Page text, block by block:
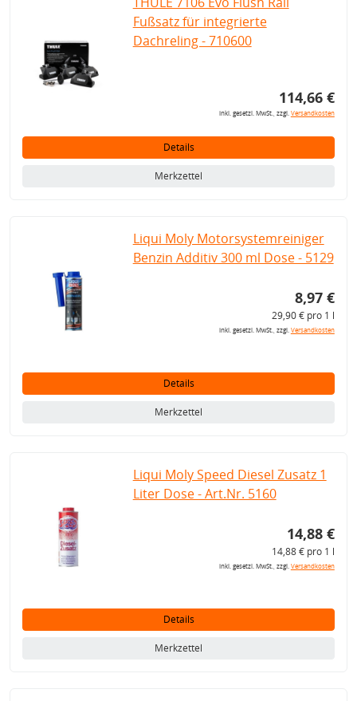
Fußsatz für integrierte
Dachreling - 710600
114,66 €
inkl. gesetzl. MwSt., zzgl.Versandkosten
Details
Merkzettel
Liqui Moly Motorsystemreiniger
Benzin Additiv 300 ml Dose - 5129
8,97 €
29,90 € pro 1 l
inkl. gesetzl. MwSt., zzgl.Versandkosten
Details
Merkzettel
Liqui Moly Speed Diesel Zusatz 1
Liter Dose - Art.Nr. 5160
14,88 €
14,88 € pro 1 l
inkl. gesetzl. MwSt., zzgl.Versandkosten
Details
Merkzettel